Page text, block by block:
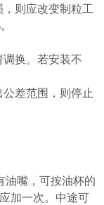
则应改变制粒工
。
换。若安装不
差范围，则停止
油嘴，可按油杯的
加一次。中途可